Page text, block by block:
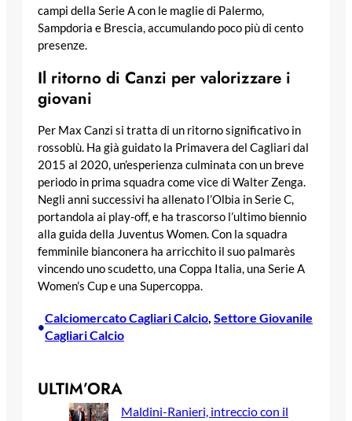
campi della Serie A con le maglie di Palermo,
Sampdoria e Brescia, accumulando poco più di cento
presenze.
Il ritorno di Canzi per valorizzare i
giovani
Per Max Canzi si tratta di un ritorno significativo in
rossoblù. Ha già guidato la Primavera del Cagliari dal
2015 al 2020, un’esperienza culminata con un breve
periodo in prima squadra come vice di Walter Zenga.
Negli anni successivi ha allenato l’Olbia in Serie C,
portandola ai play-off, e ha trascorso l’ultimo biennio
alla guida della Juventus Women. Con la squadra
femminile bianconera ha arricchito il suo palmarès
vincendo uno scudetto, una Coppa Italia, una Serie A
Women’s Cup e una Supercoppa.
•
Calciomercato Cagliari Calcio, Settore Giovanile
Cagliari Calcio
ULTIM’ORA
Maldini-Ranieri, intreccio con il